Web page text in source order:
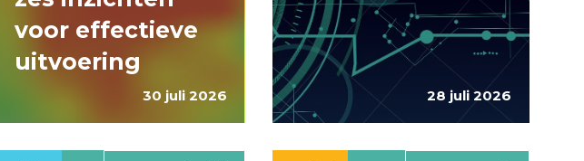
30 juli 2026
voor effectieve
uitvoering
28 juli 2026